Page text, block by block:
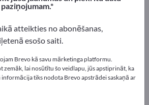
un dārzs
Mājsaimniecības tehnika
bez maksas
– Lietotas preces – Biznesa
atteikties no abonēšanas,
esošo saiti.
Brevo kā savu mārketinga platformu.
zemāk, lai nosūtītu šo veidlapu, jūs apstiprināt, ka
informācija tiks nodota Brevo apstrādei saskaņā ar